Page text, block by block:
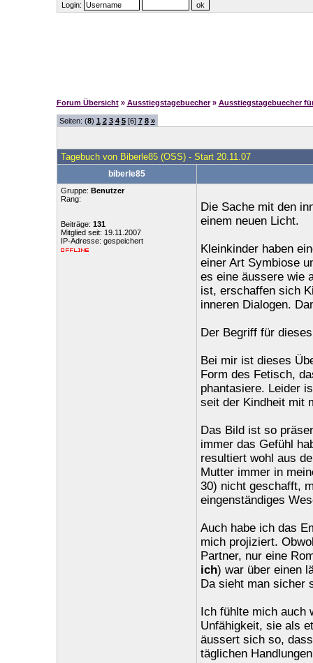
Login:
Forum Übersicht » Ausstiegstagebuecher » Ausstiegstagebuecher
Seiten: (8) 1 2 3 4 5[6] 7 8 »
Tagebuch von Biberle85 (OSS) - Start 20.11.07
biberle85
Gruppe: Benutzer
Rang:
Beiträge: 131
Mitglied seit: 19.11.2007
IP-Adresse: gespeichert
Die Sache mit den
einem neuen Licht.
Kleinkinder haben
einer Art Symbiose
es eine äussere wie
ist, erschaffen sich
inneren Dialogen.
Der Begriff für
Bei mir ist dieses
Form des Fetisch,
phantasiere. Leider
seit der Kindheit mit
Das Bild ist so
immer das Gefühl
resultiert wohl aus
Mutter immer in
30) nicht geschafft,
eingenständiges
Auch habe ich das
mich projiziert.
Partner, nur eine
ich) war über einen
Da sieht man sicher
Ich fühlte mich auch
Unfähigkeit, sie als
äussert sich so,
täglichen